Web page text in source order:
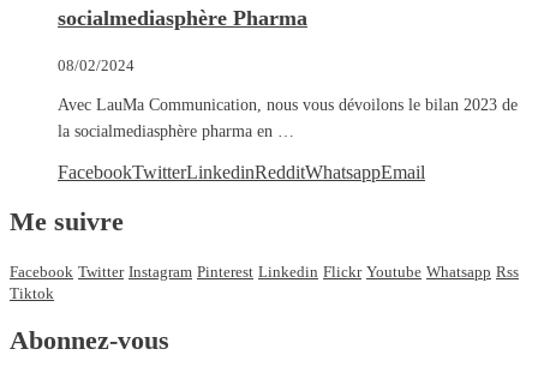
socialmediasphère Pharma
08/02/2024
Avec LauMa Communication, nous vous dévoilons le bilan 2023 de
la socialmediasphère pharma en …
FacebookTwitterLinkedinRedditWhatsappEmail
Me suivre
Facebook Twitter Instagram Pinterest Linkedin Flickr Youtube Whatsapp Rss
Tiktok
Abonnez-vous